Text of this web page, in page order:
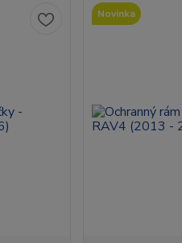
Novinka